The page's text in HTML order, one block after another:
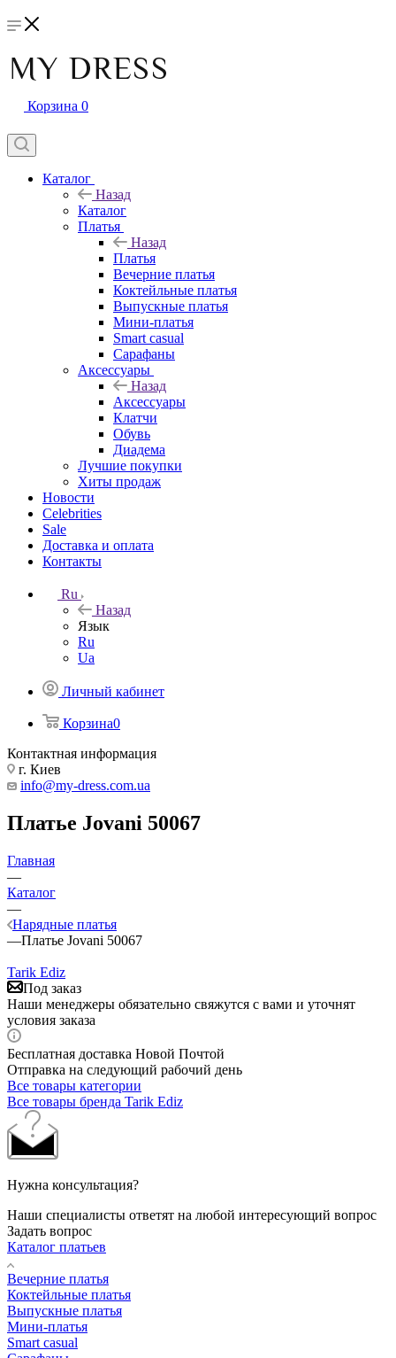
Корзина 0
Каталог
Назад
Каталог
Платья
Назад
Платья
Вечерние платья
Коктейльные платья
Выпускные платья
Мини-платья
Smart casual
Сарафаны
Аксессуары
Назад
Аксессуары
Клатчи
Обувь
Диадема
Лучшие покупки
Хиты продаж
Новости
Celebrities
Sale
Доставка и оплата
Контакты
Ru
Назад
Язык
Ru
Ua
Личный кабинет
Корзина0
Контактная информация
г. Киев
info@my-dress.com.ua
Платье Jovani 50067
Главная
—
Каталог
—
Нарядные платья
—Платье Jovani 50067
Tarik Ediz
Под заказ
Наши менеджеры обязательно свяжутся с вами и уточнят
условия заказа
Бесплатная доставка Новой Почтой
Отправка на следующий рабочий день
Все товары категории
Все товары бренда Tarik Ediz
Нужна консультация?
Наши специалисты ответят на любой интересующий вопрос
Задать вопрос
Каталог платьев
Вечерние платья
Коктейльные платья
Выпускные платья
Мини-платья
Smart casual